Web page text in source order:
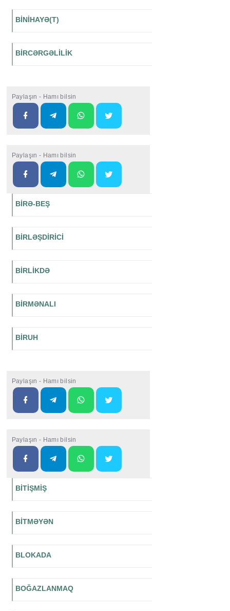
BİNİHAYƏ(T)
BİRCƏRGƏLİLİK
Paylaşın - Hamı bilsin
Paylaşın - Hamı bilsin
BİRƏ-BEŞ
BİRLƏŞDİRİCİ
BİRLİKDƏ
BİRMƏNALI
BİRUH
Paylaşın - Hamı bilsin
Paylaşın - Hamı bilsin
BİTİŞMİŞ
BİTMƏYƏN
BLOKADA
BOĞAZLANMAQ